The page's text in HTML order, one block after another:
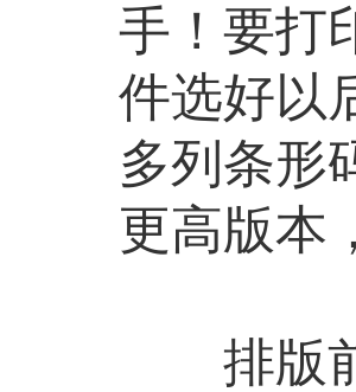
手！要打
件选好以
多列条形
更高版本
排版前